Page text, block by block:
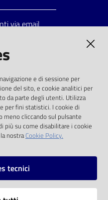
via email
direttiva
d.lgs. 36/2006
e di sessione per
del sito, e cookie analitici per
da parte degli utenti. Utilizza
per fini statistici. I cookie di
meno cliccando sul pulsante
più su come disabilitare i cookie
nostraCookie Policy.
tecnici